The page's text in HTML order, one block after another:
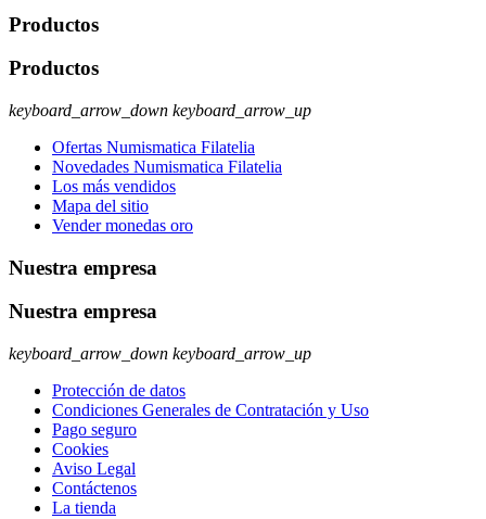
Productos
Productos
keyboard_arrow_down keyboard_arrow_up
Ofertas Numismatica Filatelia
Novedades Numismatica Filatelia
Los más vendidos
Mapa del sitio
Vender monedas oro
Nuestra empresa
Nuestra empresa
keyboard_arrow_down keyboard_arrow_up
Protección de datos
Condiciones Generales de Contratación y Uso
Pago seguro
Cookies
Aviso Legal
Contáctenos
La tienda